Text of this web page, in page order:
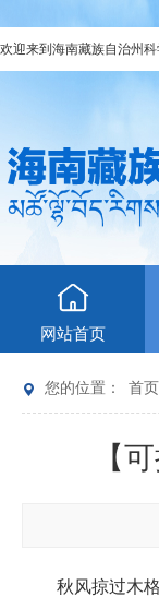
欢迎来到 海南藏族自治州
网站首页
您的位置： 首页
【
秋风掠过木